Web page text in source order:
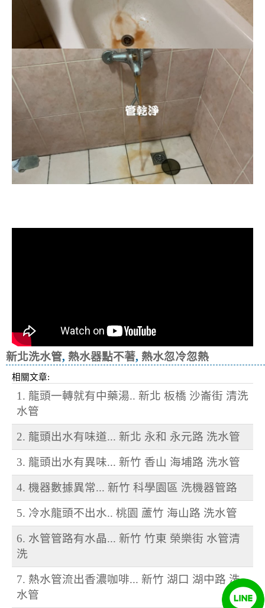
新北洗水管, 熱水器點不著, 熱水忽冷忽熱
相關文章:
1. 龍頭一轉就有中藥湯.. 新北 板橋 沙崙街 清洗
水管
2. 龍頭出水有味道... 新北 永和 永元路 洗水管
3. 龍頭出水有異味... 新竹 香山 海埔路 洗水管
4. 機器數據異常... 新竹 科學園區 洗機器管路
5. 冷水龍頭不出水.. 桃園 蘆竹 海山路 洗水管
6. 水管管路有水晶... 新竹 竹東 榮樂街 水管清
洗
7. 熱水管流出香濃咖啡... 新竹 湖口 湖中路 洗
水管